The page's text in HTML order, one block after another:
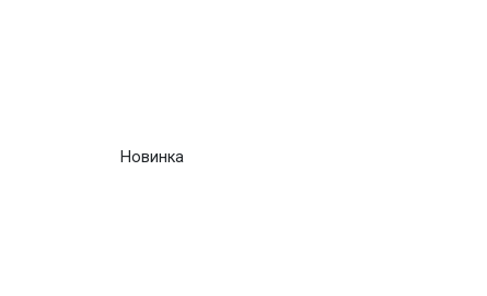
Новинка